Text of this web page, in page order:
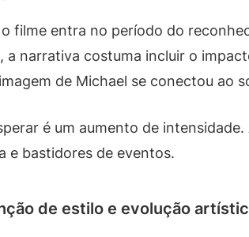
filme entra no período do
a narrativa costuma incluir o
de Michael se conectou ao
é um aumento de
e bastidores de eventos.
de estilo e evolução